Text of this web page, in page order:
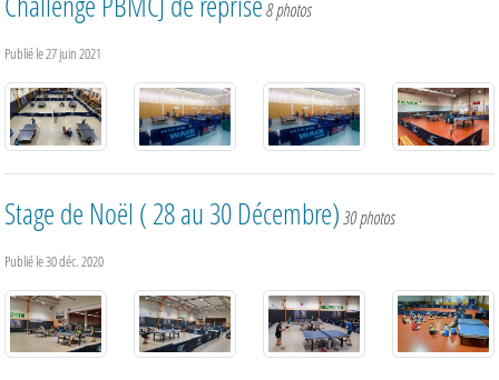
8 photos
Publié le27 juin 2021
Stage de Noël ( 28 au 30 Décembre) 30 photos
Publié le30 déc. 2020